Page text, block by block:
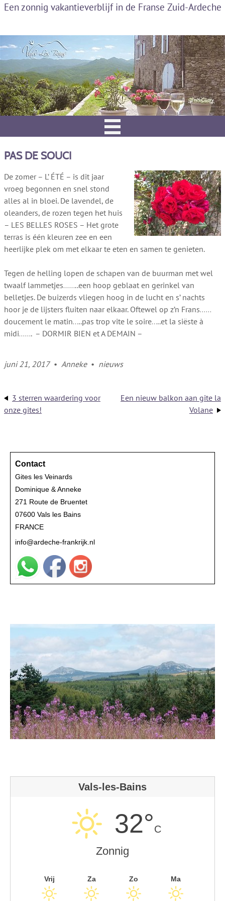
PAS DE SOUCI
De zomer – L’ ÉTÉ – is dit jaar
vroeg begonnen en snel stond
alles al in bloei. De lavendel, de
oleanders, de rozen tegen het huis
– LES BELLES ROSES – Het grote
terras is één kleuren zee en een
heerlijke plek om met elkaar te eten en samen te genieten.
Tegen de helling lopen de schapen van de buurman met wel
twaalf lammetjes……..een hoop geblaat en gerinkel van
belletjes. De buizerds vliegen hoog in de lucht en s’ nachts
hoor je de lijsters fluiten naar elkaar. Oftewel op z’n Frans……
doucement le matin…..pas trop vite le soire…..et la siëste à
midi……. – DORMIR BIEN et A DEMAIN –
juni 21, 2017 • Anneke • nieuws
3 sterren waardering voor
onze gites!
Een nieuw balkon aan gite la
Volane
Contact
Gites les Veinards
Dominique & Anneke
271 Route de Bruentet
07600 Vals les Bains
FRANCE
info@ardeche-frankrijk.nl
Vals-les-Bains
32°C
Zonnig
Vrij Za Zo Ma
Een zonnig vakantieverblijf in de Franse Zuid-Ardeche